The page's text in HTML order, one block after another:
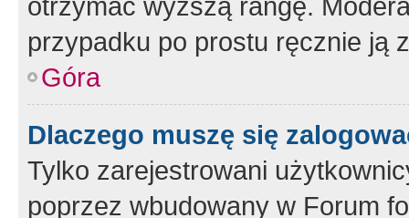
przypadku po prostu ręcznie ją
Góra
Dlaczego muszę się
Tylko zarejestrowani
poprzez wbudowany w Forum